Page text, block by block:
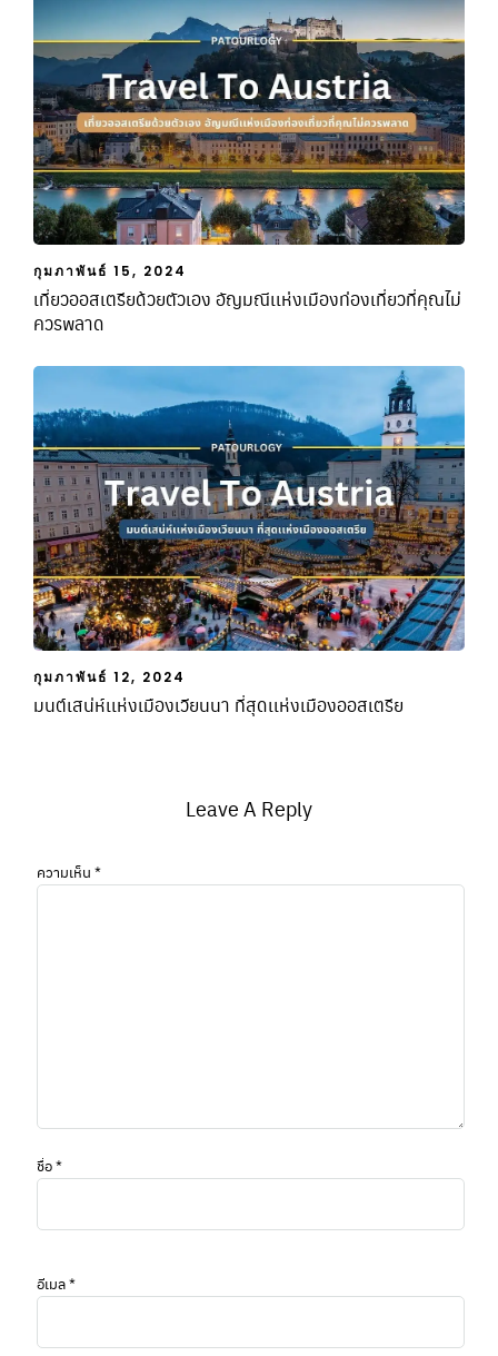
กุมภาพันธ์ 15, 2024
เที่ยวออสเตรียด้วยตัวเอง อัญมณีเเห่งเมืองท่องเที่ยวที่คุณไม่
ควรพลาด
กุมภาพันธ์ 12, 2024
มนต์เสน่ห์เเห่งเมืองเวียนนา ที่สุดเเห่งเมืองออสเตรีย
Leave A Reply
ความเห็น *
ชื่อ*
อีเมล*